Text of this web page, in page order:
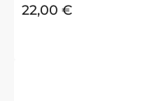
22,00 €